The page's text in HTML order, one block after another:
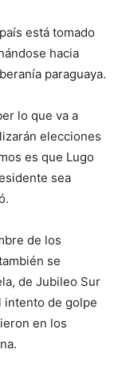
está tomado
hacia
paraguaya.
lo que va a
elecciones
es que Lugo
sea
de los
se
de Jubileo Sur
intento de golpe
en los